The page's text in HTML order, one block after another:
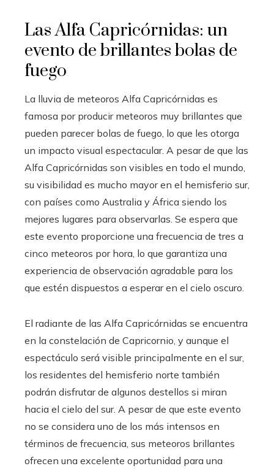
Las Alfa Capricórnidas: un
evento de brillantes bolas de
fuego
La lluvia de meteoros Alfa Capricórnidas es
famosa por producir meteoros muy brillantes que
pueden parecer bolas de fuego, lo que les otorga
un impacto visual espectacular. A pesar de que las
Alfa Capricórnidas son visibles en todo el mundo,
su visibilidad es mucho mayor en el hemisferio sur,
con países como Australia y África siendo los
mejores lugares para observarlas. Se espera que
este evento proporcione una frecuencia de tres a
cinco meteoros por hora, lo que garantiza una
experiencia de observación agradable para los
que estén dispuestos a esperar en el cielo oscuro.
El radiante de las Alfa Capricórnidas se encuentra
en la constelación de Capricornio, y aunque el
espectáculo será visible principalmente en el sur,
los residentes del hemisferio norte también
podrán disfrutar de algunos destellos si miran
hacia el cielo del sur. A pesar de que este evento
no se considera uno de los más intensos en
términos de frecuencia, sus meteoros brillantes
ofrecen una excelente oportunidad para una